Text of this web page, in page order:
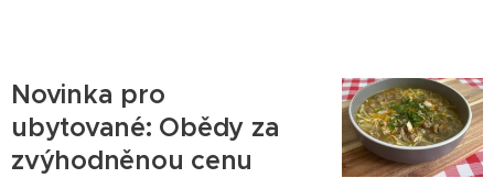
Novinka pro
ubytované: Obědy za
zvýhodněnou cenu